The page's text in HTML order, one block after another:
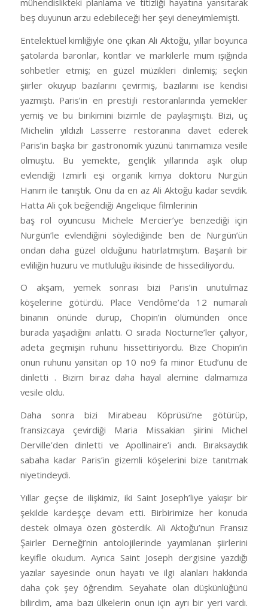
beş duyunun arzu edebileceği her şeyi deneyimlemişti.
Entelektüel kimliğiyle öne çıkan Ali Aktoğu, yıllar boyunca
şatolarda baronlar, kontlar ve markilerle mum ışığında
sohbetler etmiş; en güzel müzikleri dinlemiş; seçkin
şiirler okuyup bazılarını çevirmiş, bazılarını ise kendisi
yazmıştı. Paris’in en prestijli restoranlarında yemekler
yemiş ve bu birikimini bizimle de paylaşmıştı. Bizi, üç
Michelin yıldızlı Lasserre restoranına davet ederek
Paris’in başka bir gastronomik yüzünü tanımamıza vesile
olmuştu. Bu yemekte, gençlik yıllarında aşık olup
evlendiği Izmirli eşi organik kimya doktoru Nurgün
Hanım ile tanıştık. Onu da en az Ali Aktoğu kadar sevdik.
Hatta Ali çok beğendiği Angelique filmlerinin
baş rol oyuncusu Michele Mercier’ye benzediği için
Nurgün’le evlendiğini söylediğinde ben de Nurgün’ün
ondan daha güzel olduğunu hatırlatmıştım. Başarılı bir
evliliğin huzuru ve mutluluğu ikisinde de hissediliyordu.
O akşam, yemek sonrası bizi Paris’in unutulmaz
köşelerine götürdü. Place Vendôme’da 12 numaralı
binanın önünde durup, Chopin’in ölümünden önce
burada yaşadığını anlattı. O sırada Nocturne’ler çalıyor,
adeta geçmişin ruhunu hissettiriyordu. Bize Chopin’in
onun ruhunu yansitan op 10 no9 fa minor Etud’unu de
dinletti . Bizim biraz daha hayal alemine dalmamıza
vesile oldu.
Daha sonra bizi Mirabeau Köprüsü’ne götürüp,
fransizcaya çevirdiği Maria Missakian şiirini Michel
Derville’den dinletti ve Apollinaire’i andı. Bıraksaydık
sabaha kadar Paris’in gizemli köşelerini bize tanıtmak
niyetindeydi.
Yıllar geçse de ilişkimiz, iki Saint Joseph’liye yakışır bir
şekilde kardeşçe devam etti. Birbirimize her konuda
destek olmaya özen gösterdik. Ali Aktoğu’nun Fransız
Şairler Derneği’nin antolojilerinde yayımlanan şiirlerini
keyifle okudum. Ayrıca Saint Joseph dergisine yazdığı
yazılar sayesinde onun hayatı ve ilgi alanları hakkında
daha çok şey öğrendim. Seyahate olan düşkünlüğünü
bilirdim, ama bazı ülkelerin onun için ayrı bir yeri vardı.